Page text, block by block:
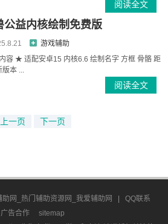
阅读全文
公益内核绘制免费版
游戏辅助
容 ★ 适配安卓15 内核6.6 绘制名字 方框 骨骼 距
版本 ...
阅读全文
上一页 下一页
网_热门辅助资源网_我爱辅助网
QQ联系
广告合作
sitemap